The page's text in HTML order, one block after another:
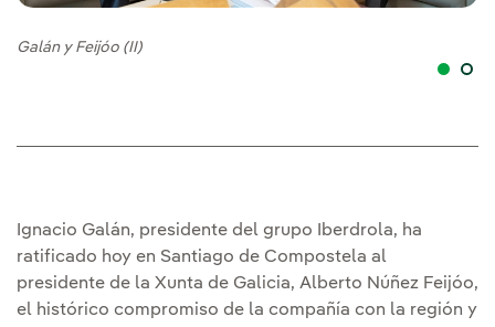
Galán y Feijóo (II)
Ignacio Galán, presidente del grupo Iberdrola, ha
ratificado hoy en Santiago de Compostela al
presidente de la Xunta de Galicia, Alberto Núñez Feijóo,
el histórico compromiso de la compañía con la región y